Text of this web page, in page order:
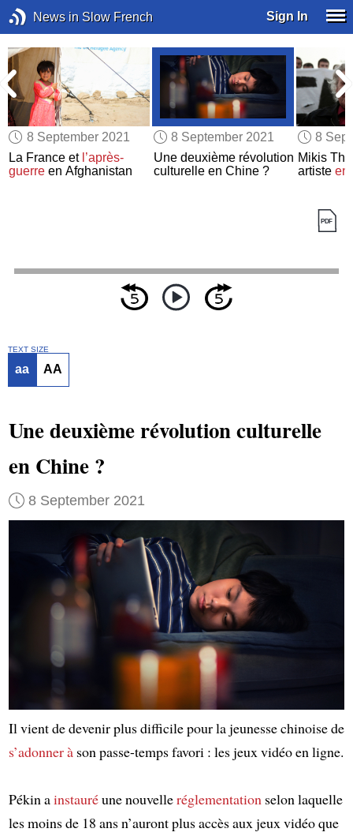
News in Slow French Sign In
8 September 2021
La France et l’après-
guerre en Afghanistan
8 September 2021
Une deuxième révolution
culturelle en Chine ?
8
Mikis
artiste
TEXT SIZE
aa AA
Une deuxième révolution culturelle
en Chine ?
8 September 2021
Il vient de devenir plus difficile pour la jeunesse chinoise de
s’adonner àson passe-temps favori : les jeux vidéo en ligne.
Pékin ainstauréune nouvelleréglementationselon laquelle
les moins de 18 ans n’auront plus accès aux jeux vidéo que